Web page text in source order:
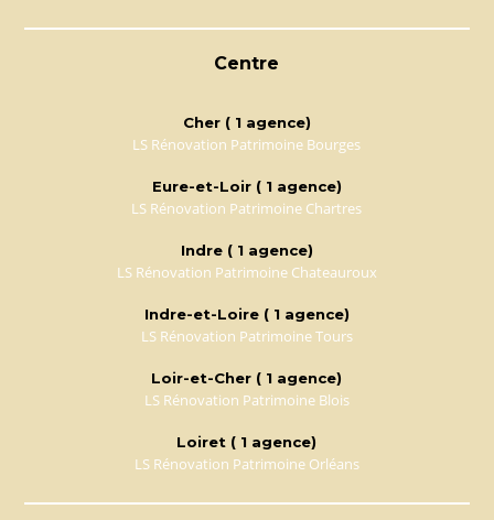
Centre
Cher ( 1 agence)
LS Rénovation Patrimoine Bourges
Eure-et-Loir ( 1 agence)
LS Rénovation Patrimoine Chartres
Indre ( 1 agence)
LS Rénovation Patrimoine Chateauroux
Indre-et-Loire ( 1 agence)
LS Rénovation Patrimoine Tours
Loir-et-Cher ( 1 agence)
LS Rénovation Patrimoine Blois
Loiret ( 1 agence)
LS Rénovation Patrimoine Orléans